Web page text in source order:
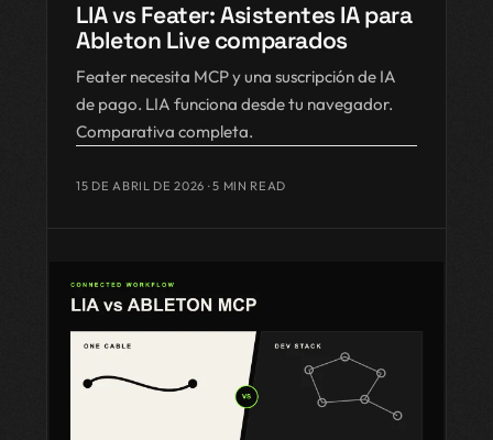
LIA vs Feater: Asistentes IA para
Ableton Live comparados
Feater necesita MCP y una suscripción de IA
de pago. LIA funciona desde tu navegador.
Comparativa completa.
15 DE ABRIL DE 2026 · 5 MIN READ